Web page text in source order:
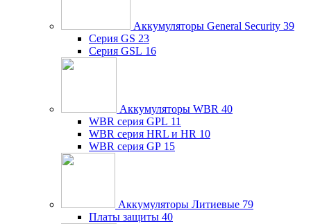
Аккумуляторы General Security 39
Серия GS 23
Серия GSL 16
Аккумуляторы WBR 40
WBR серия GPL 11
WBR серия HRL и HR 10
WBR серия GP 15
Аккумуляторы Литиевые 79
Платы защиты 40